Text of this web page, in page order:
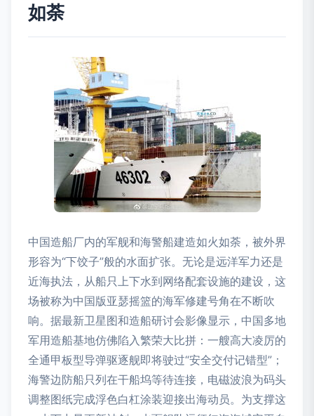
如荼
中国造船厂内的军舰和海警船建造如火如荼，被外界
形容为“下饺子”般的水面扩张。无论是远洋军力还是
近海执法，从船只上下水到网络配套设施的建设，这
场被称为中国版亚瑟摇篮的海军修建号角在不断吹
响。据最新卫星图和造船研讨会影像显示，中国多地
军用造船基地仿佛陷入繁荣大比拼：一艘高大凌厉的
全通甲板型导弹驱逐舰即将驶过“安全交付记错型”；
海警边防船只列在干船坞等待连接，电磁波浪为码头
调整图纸完成浮色白杠涂装迎接出海动员。为支撑这